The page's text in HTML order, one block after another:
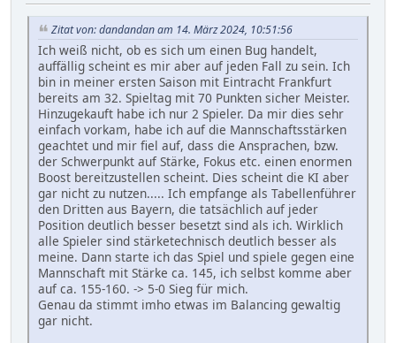
Zitat von: dandandan am 14. März 2024, 10:51:56
Ich weiß nicht, ob es sich um einen Bug handelt,
auffällig scheint es mir aber auf jeden Fall zu sein. Ich
bin in meiner ersten Saison mit Eintracht Frankfurt
bereits am 32. Spieltag mit 70 Punkten sicher Meister.
Hinzugekauft habe ich nur 2 Spieler. Da mir dies sehr
einfach vorkam, habe ich auf die Mannschaftsstärken
geachtet und mir fiel auf, dass die Ansprachen, bzw.
der Schwerpunkt auf Stärke, Fokus etc. einen enormen
Boost bereitzustellen scheint. Dies scheint die KI aber
gar nicht zu nutzen..... Ich empfange als Tabellenführer
den Dritten aus Bayern, die tatsächlich auf jeder
Position deutlich besser besetzt sind als ich. Wirklich
alle Spieler sind stärketechnisch deutlich besser als
meine. Dann starte ich das Spiel und spiele gegen eine
Mannschaft mit Stärke ca. 145, ich selbst komme aber
auf ca. 155-160. -> 5-0 Sieg für mich.
Genau da stimmt imho etwas im Balancing gewaltig
gar nicht.